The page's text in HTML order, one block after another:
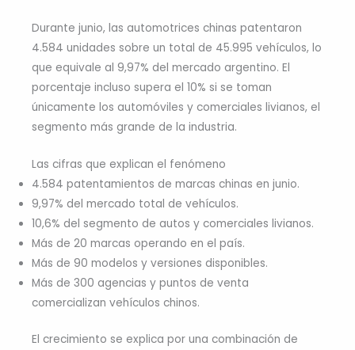
Durante junio, las automotrices chinas patentaron
4.584 unidades sobre un total de 45.995 vehículos, lo
que equivale al 9,97% del mercado argentino. El
porcentaje incluso supera el 10% si se toman
únicamente los automóviles y comerciales livianos, el
segmento más grande de la industria.
Las cifras que explican el fenómeno
4.584 patentamientos de marcas chinas en junio.
9,97% del mercado total de vehículos.
10,6% del segmento de autos y comerciales livianos.
Más de 20 marcas operando en el país.
Más de 90 modelos y versiones disponibles.
Más de 300 agencias y puntos de venta
comercializan vehículos chinos.
El crecimiento se explica por una combinación de